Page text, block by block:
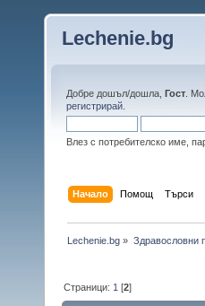
Lechenie.bg
Добре дошъл/дошла, Гост .
регистрирай
Влез с потребителско име,
Начало Помощ Търси
Lechenie.bg » Здравословни
Страници: 1 [2]